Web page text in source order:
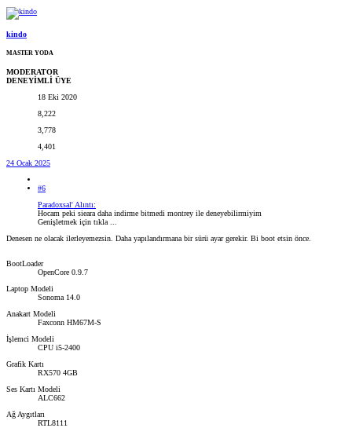
kindo
MASTER YODA
MODERATOR
DENEYİMLİ ÜYE
18 Eki 2020
8,222
3,778
4,401
24 Ocak 2025
#6
Paradoxsal' Alıntı:
Hocam peki sieara daha indirme bitmedi montrey ile deneyebilirmiyim
Genişletmek için tıkla ...
Denesen ne olacak ilerleyemezsin. Daha yapılandırmana bir sürü ayar gerekir. Bi boot etsin önce.
BootLoader
OpenCore 0.9.7
Laptop Modeli
Sonoma 14.0
Anakart Modeli
Faxconn HM67M-S
İşlemci Modeli
CPU i5-2400
Grafik Kartı
RX570 4GB
Ses Kartı Modeli
ALC662
Ağ Aygıtları
RTL8111